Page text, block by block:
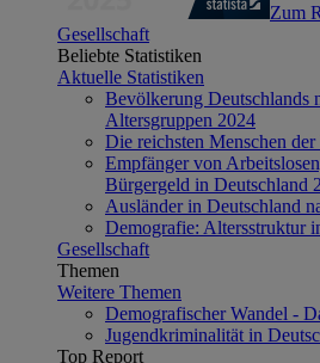
Zum
Gesellschaft
Beliebte Statistiken
Aktuelle Statistiken
Bevölkerung Deutschlands
Altersgruppen 2024
Die reichsten Menschen
Empfänger von
Bürgergeld in Deutschland
Ausländer in Deutschland
Demografie: Altersstruktur
Gesellschaft
Themen
Weitere Themen
Demografischer Wandel -
Jugendkriminalität in
Top Report